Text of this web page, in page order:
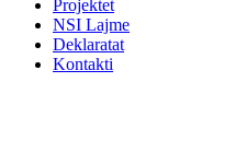
Projektet
NSI Lajme
Deklaratat
Kontakti